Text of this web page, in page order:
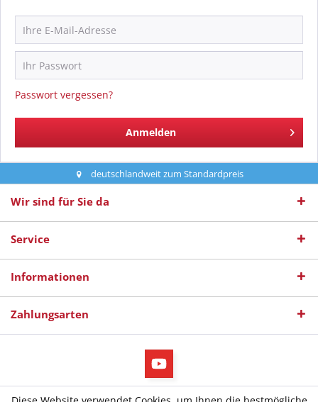
Passwort vergessen?
Anmelden
deutschlandweit zum Standardpreis
Wir sind für Sie da
Service
Informationen
Zahlungsarten
* Alle Preise inkl. gesetzl. Mehrwertsteuer